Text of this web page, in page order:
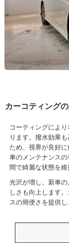
カーコティング
コーティングによ
ります。撥水効果
ため、視界が良好
車のメンテナンス
間で綺麗な状態を維
光沢が増し、新車
しさも向上します
スの簡便さを提供し